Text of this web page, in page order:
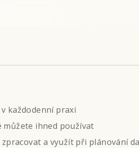
každodenní praxi
ihned používat
a využít při plánování